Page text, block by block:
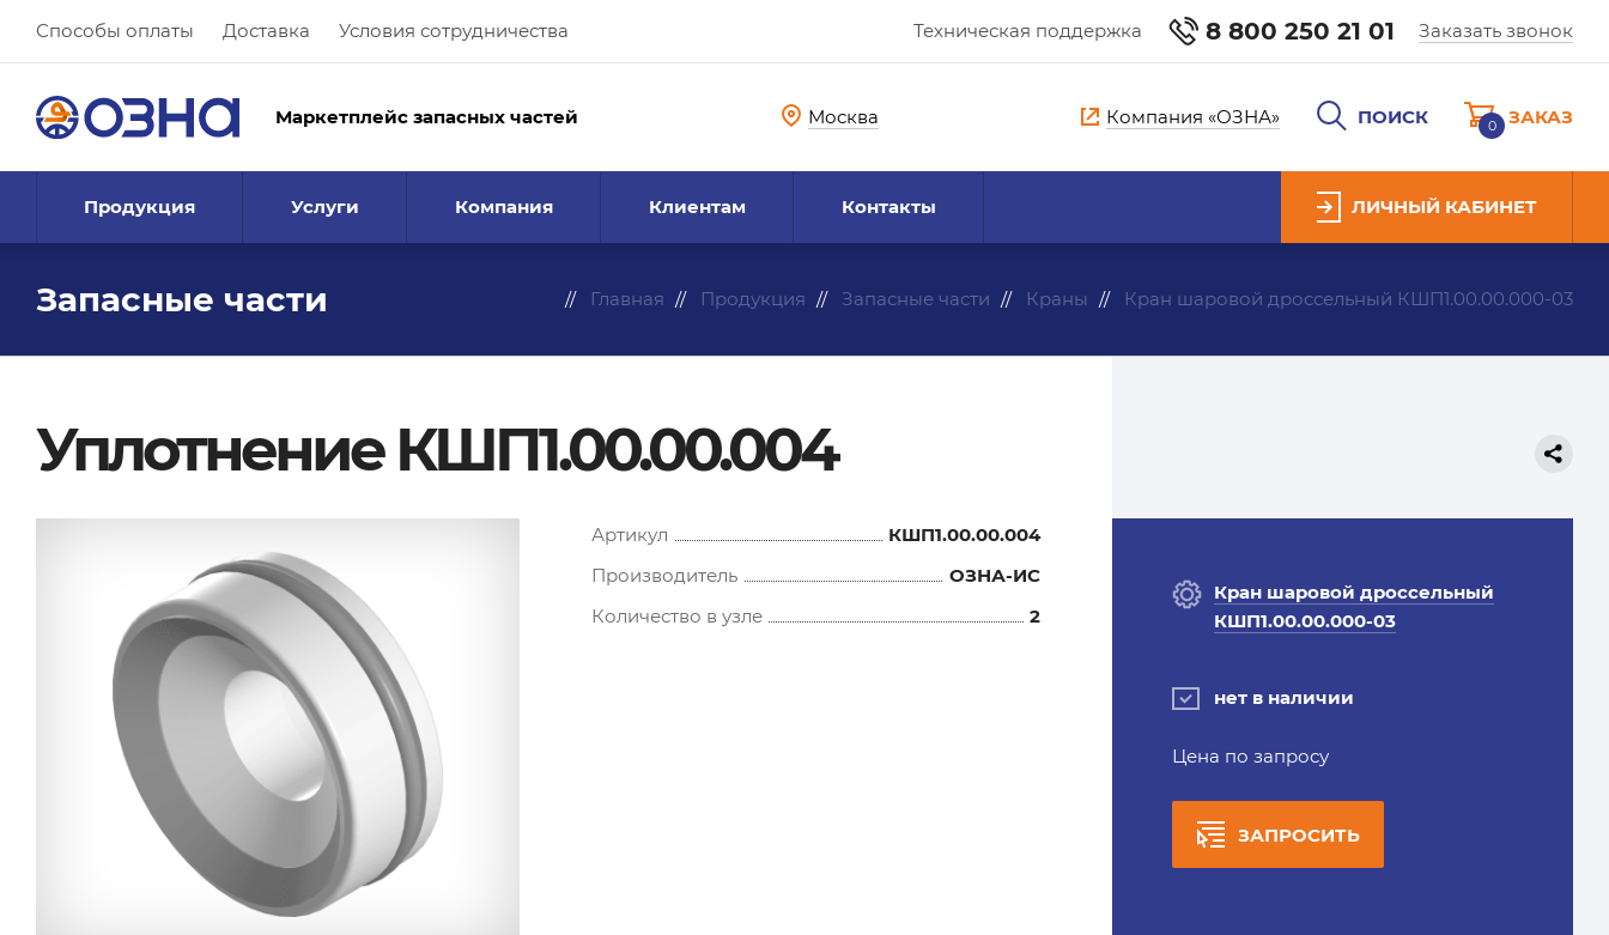
Способы оплаты Доставка Условия сотрудничества Техническая поддержка 8 800 250 21 01 Заказать звонок
Маркетплейс запасных частей Москва Компания «ОЗНА» ПОИСК 0 ЗАКАЗ
Продукция Услуги Компания Клиентам Контакты ЛИЧНЫЙ КАБИНЕТ
Запасные части Главная Продукция Запасные части Краны Кран шаровой дроссельный КШП1.00.00.000-03
Уплотнение КШП1.00.00.004
Артикул
КШП1.00.00.004
Производитель
ОЗНА-ИС
Количество в узле
2
Кран шаровой дроссельный
КШП1.00.00.000-03
нет в наличии
Цена по запросу
ЗАПРОСИТЬ